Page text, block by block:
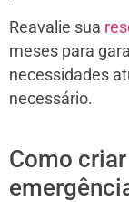
Reavalie sua
meses para
necessidades
necessário.
Como